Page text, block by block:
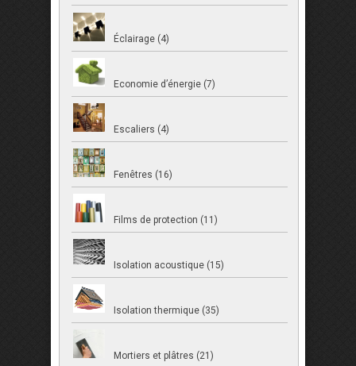
Éclairage (4)
Economie d’énergie (7)
Escaliers (4)
Fenêtres (16)
Films de protection (11)
Isolation acoustique (15)
Isolation thermique (35)
Mortiers et plâtres (21)